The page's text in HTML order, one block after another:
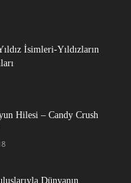
İsimleri-Yıldızların
Hilesi – Candy Crush
Dünyanın